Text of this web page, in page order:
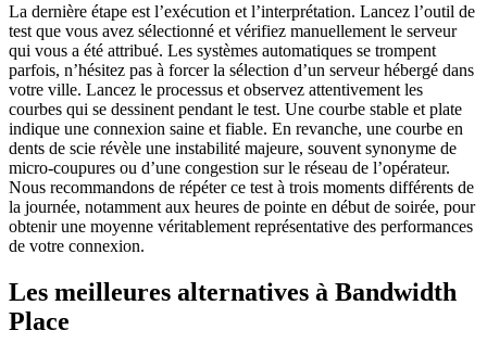
La dernière étape est l’exécution et l’interprétation. Lancez l’outil de
test que vous avez sélectionné et vérifiez manuellement le serveur
qui vous a été attribué. Les systèmes automatiques se trompent
parfois, n’hésitez pas à forcer la sélection d’un serveur hébergé dans
votre ville. Lancez le processus et observez attentivement les
courbes qui se dessinent pendant le test. Une courbe stable et plate
indique une connexion saine et fiable. En revanche, une courbe en
dents de scie révèle une instabilité majeure, souvent synonyme de
micro-coupures ou d’une congestion sur le réseau de l’opérateur.
Nous recommandons de répéter ce test à trois moments différents de
la journée, notamment aux heures de pointe en début de soirée, pour
obtenir une moyenne véritablement représentative des performances
de votre connexion.
Les meilleures alternatives à Bandwidth
Place